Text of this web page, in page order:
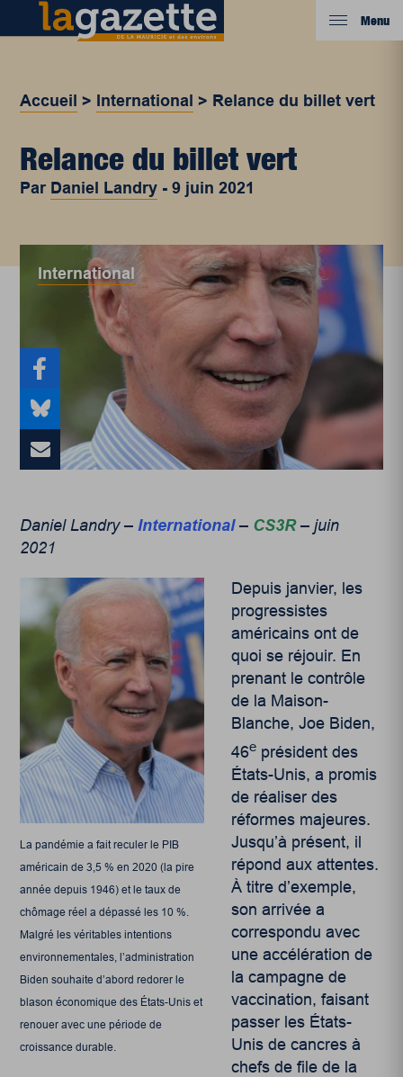
Menu
Accueil > International > Relance du billet vert
Relance du billet vert
Par Daniel Landry -9 juin 2021
International
Daniel Landry – International– CS3R– juin
2021
La pandémie a fait reculer le PIB
américain de 3,5 % en 2020 (la pire
année depuis 1946) et le taux de
chômage réel a dépassé les 10 %.
Malgré les véritables intentions
environnementales, l’administration
Biden souhaite d’abord redorer le
blason économique des États-Unis et
renouer avec une période de
croissance durable.
Depuis janvier, les
progressistes
américains ont de
quoi se réjouir. En
prenant le contrôle
de la Maison-
Blanche, Joe Biden,
46e président des
États-Unis, a promis
de réaliser des
réformes majeures.
Jusqu’à présent, il
répond aux attentes.
À titre d’exemple,
son arrivée a
correspondu avec
une accélération de
la campagne de
vaccination, faisant
passer les États-
Unis de cancres à
chefs de file de la